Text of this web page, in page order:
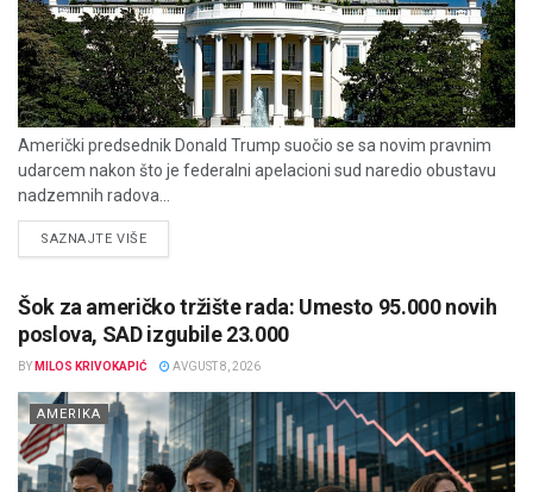
Američki predsednik Donald Trump suočio se sa novim pravnim
udarcem nakon što je federalni apelacioni sud naredio obustavu
nadzemnih radova...
SAZNAJTE VIŠEDETAILS
Šok za američko tržište rada: Umesto 95.000 novih
poslova, SAD izgubile 23.000
BY MILOS KRIVOKAPIĆ AVGUST 8, 2026
AMERIKA